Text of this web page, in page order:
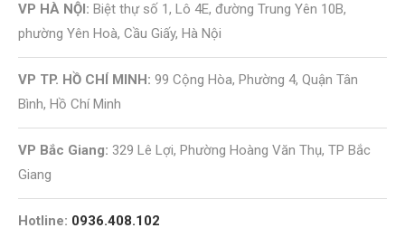
VP HÀ NỘI: Biệt thự số 1, Lô 4E, đường Trung Yên 10B,
phường Yên Hoà, Cầu Giấy, Hà Nội
VP TP. HỒ CHÍ MINH: 99 Cộng Hòa, Phường 4, Quận Tân
Bình, Hồ Chí Minh
VP Bắc Giang: 329 Lê Lợi, Phường Hoàng Văn Thụ, TP Bắc
Giang
Hotline: 0936.408.102